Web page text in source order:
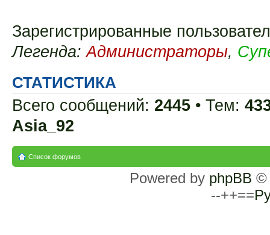
Зарегистрированные
Легенда:Администраторы,
СТАТИСТИКА
Всего сообщений: 2445 • Тем:
Asia_92
Список форумов
Powered by phpBB ©
--++==